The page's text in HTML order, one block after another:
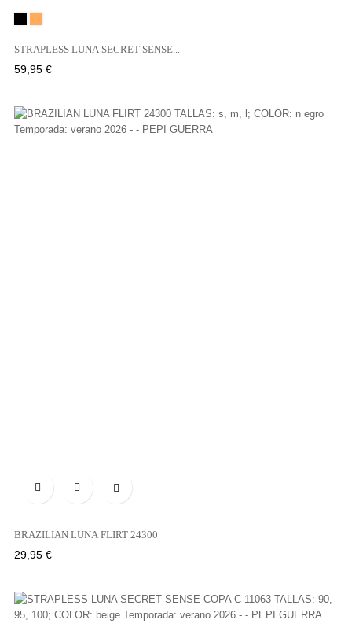
STRAPLESS LUNA SECRET SENSE...
Precio
59,95 €

BRAZILIAN LUNA FLIRT 24300
Precio
29,95 €